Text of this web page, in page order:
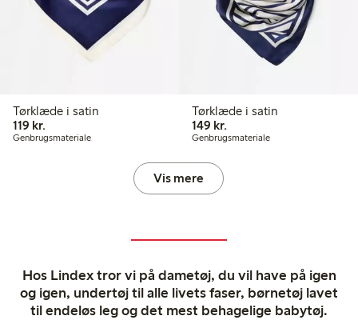
Tørklæde i satin
119 kr.
Genbrugsmateriale
Tørklæde i satin
149 kr.
Genbrugsmateriale
Vis mere
Hos Lindex tror vi på dametøj, du vil have på igen
og igen, undertøj til alle livets faser, børnetøj lavet
til endeløs leg og det mest behagelige babytøj.